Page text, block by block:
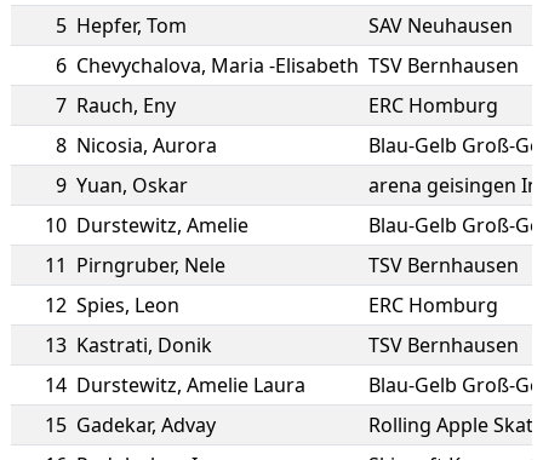
5 Hepfer, Tom
SAV Neuhausen
6 Chevychalova, Maria -Elisabeth TSV Bernhausen
7 Rauch, Eny
ERC Homburg
8 Nicosia, Aurora
Blau-Gelb Groß-
9 Yuan, Oskar
arena geisingen
10 Durstewitz, Amelie
Blau-Gelb Groß-
11 Pirngruber, Nele
TSV Bernhausen
12 Spies, Leon
ERC Homburg
13 Kastrati, Donik
TSV Bernhausen
14 Durstewitz, Amelie Laura
Blau-Gelb Groß-
15 Gadekar, Advay
Rolling Apple